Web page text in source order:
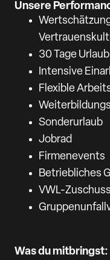
Unsere
30 Tage Urlaub
Intensive
Flexible
Sonderurlaub
Jobrad
Firmenevents
Betriebliches
VWL-Zuschuss
Was du mitbringst: